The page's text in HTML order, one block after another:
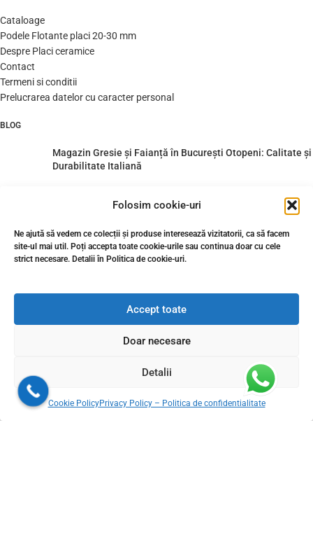
Folosim cookie-uri
Ne ajută să vedem ce colecții și produse interesează vizitatorii, ca să facem
site-ul mai util. Poți accepta toate cookie-urile sau continua doar cu cele
strict necesare. Detalii în Politica de cookie-uri.
Accept toate
Doar necesare
Detalii
Cookie PolicyPrivacy Policy – Politica de confidentialitate
Cataloage
Podele Flotante placi 20-30 mm
Despre Placi ceramice
Contact
Termeni si conditii
Prelucrarea datelor cu caracter personal
BLOG
Magazin Gresie și Faianță în București Otopeni: Calitate și
Durabilitate Italiană
Gresie Chevron si Herringbone – descriere si recomandari
Modele de gresie și faianță de calitate premium de la Gresie Premium
Ce a ales un client din Pipera pentru vila sa: gresie portelanata